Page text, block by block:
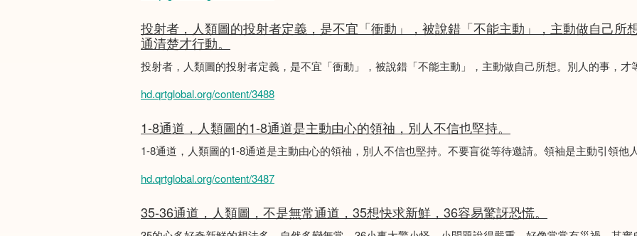
投射者，人類圖的投射者定義，是不宜「衝動」，被說錯「不能主動」，主動做自己所
通清楚才行動。
投射者，人類圖的投射者定義，是不宜「衝動」，被說錯「不能主動」，主動做自己所想。別人的事，
hd.qrtglobal.org/content/3488
1-8通道，人類圖的1-8通道是主動由心的領䄂，別人不信也堅持。
1-8通道，人類圖的1-8通道是主動由心的領䄂，別人不信也堅持。不要盲從等待邀請。領袖是主動引領他
hd.qrtglobal.org/content/3487
35-36通道，人類圖，不是無常通道，35想快求新鮮，36容易驚訝恐慌。